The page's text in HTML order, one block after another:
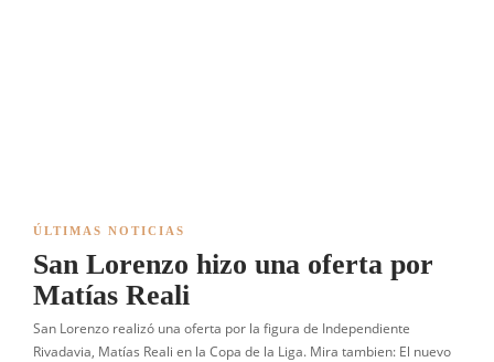
ÚLTIMAS NOTICIAS
San Lorenzo hizo una oferta por
Matías Reali
San Lorenzo realizó una oferta por la figura de Independiente
Rivadavia, Matías Reali en la Copa de la Liga. Mira tambien: El nuevo